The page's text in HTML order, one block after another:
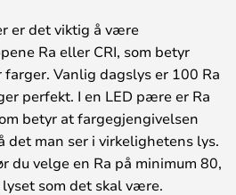
er det viktig å være
Ra eller CRI, som betyr
Vanlig dagslys er 100 Ra
perfekt. I en LED pære er Ra
betyr at fargegjengivelsen
man ser i virkelighetens lys.
du velge en Ra på minimum 80,
som det skal være.